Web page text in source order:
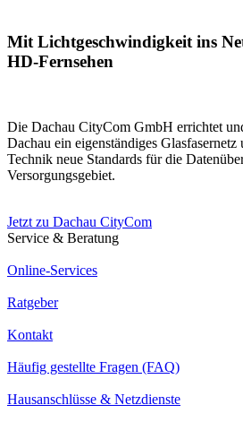
Mit Lichtgeschwindigkeit ins
HD-Fernsehen
Die Dachau CityCom GmbH errichtet
Dachau ein eigenständiges
Technik neue Standards für die
Versorgungsgebiet.
Jetzt zu Dachau CityCom
Service & Beratung
Online-Services
Ratgeber
Kontakt
Häufig gestellte Fragen (FAQ)
Hausanschlüsse & Netzdienste